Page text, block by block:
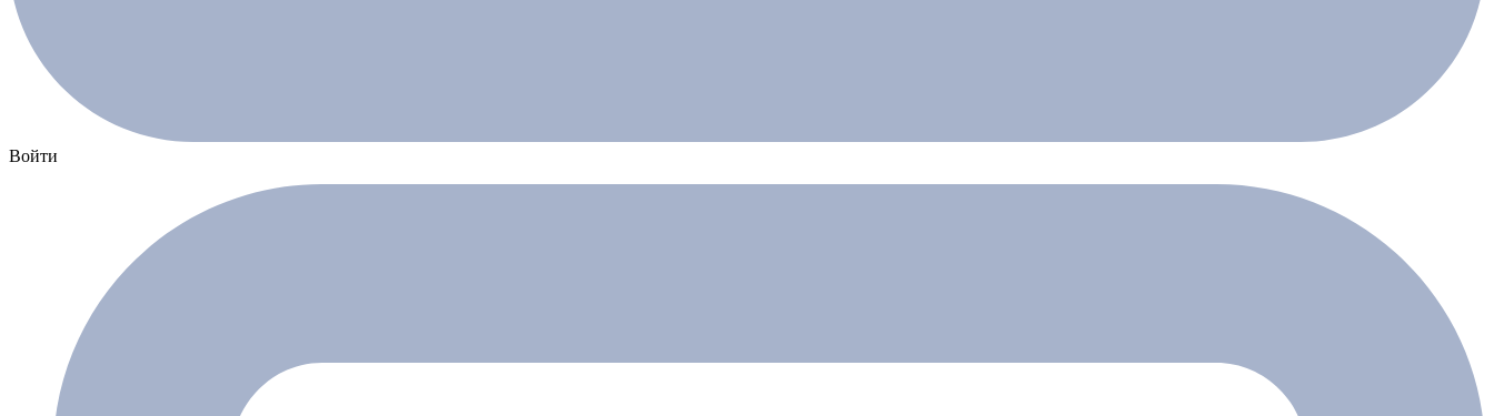
Войти